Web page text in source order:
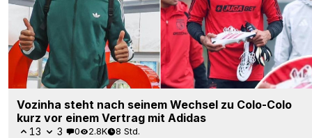
Vozinha steht nach seinem Wechsel zu Colo-Colo
kurz vor einem Vertrag mit Adidas
13 3 0 2.8K 8 Std.